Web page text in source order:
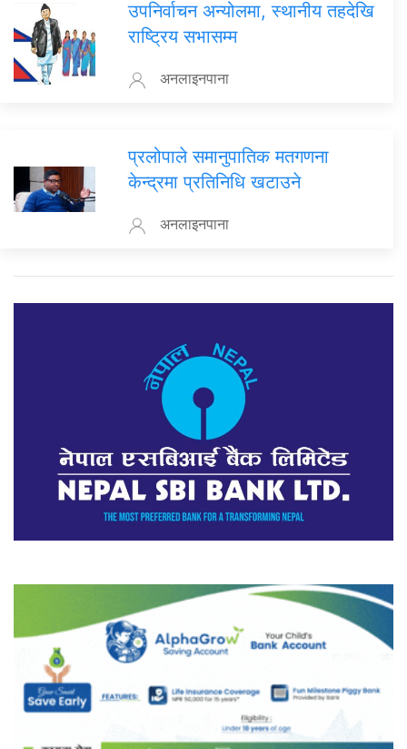
उपनिर्वाचन अन्योलमा, स्थानीय तहदेखि
राष्ट्रिय सभासम्म
अनलाइनपाना
प्रलोपाले समानुपातिक मतगणना
केन्द्रमा प्रतिनिधि खटाउने
अनलाइनपाना